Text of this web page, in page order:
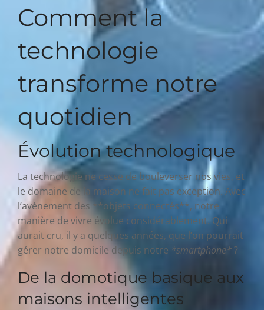
Comment la
technologie
transforme notre
quotidien
Évolution technologique
La technologie ne cesse de bouleverser nos vies, et
le domaine de la maison ne fait pas exception. Avec
l’avènement des **objets connectés**, notre
manière de vivre évolue considérablement. Qui
aurait cru, il y a quelques années, que l’on pourrait
gérer notre domicile depuis notre *smartphone* ?
De la domotique basique aux
maisons intelligentes